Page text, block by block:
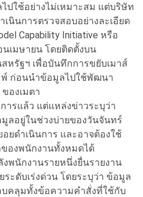
ปใช้อย่างไม่เหมาะสม แต่บริษัท
เนินการตรวจสอบอย่างละเอียด
Capability Initiative หรือ
นเมษายน โดยติดตั้งบน
หรัฐฯ เพื่อบันทึกการขยับเมาส์
ก่อนนำข้อมูลไปใช้พัฒนา
องเมตา
ารแล้ว แต่แหล่งข่าวระบุว่า
ลอยู่ในช่วงบ่ายของวันจันทร์
ยดำเนินการ และอาจต้องใช้
ของพนักงานทั้งหมดได้
งพนักงานรายหนึ่งยื่นรายงาน
ะดับเร่งด่วน โดยระบุว่า ข้อมูล
บคลุมทั้งข้อความคำสั่งที่ใช้กับ